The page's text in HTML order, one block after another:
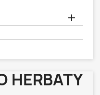

HERBATY